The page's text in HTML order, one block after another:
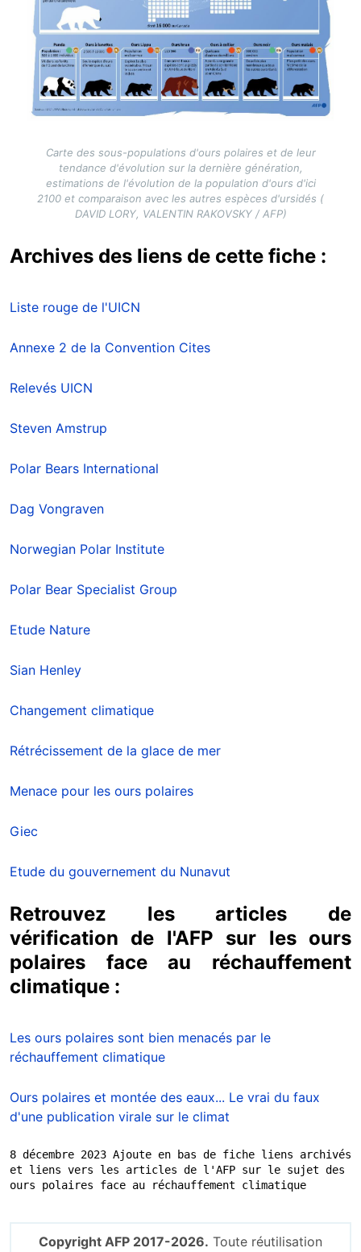
Carte des sous-populations d'ours polaires et de leur
tendance d'évolution sur la dernière génération,
estimations de l'évolution de la population d'ours d'ici
2100 et comparaison avec les autres espèces d'ursidés (
DAVID LORY, VALENTIN RAKOVSKY / AFP)
Archives des liens de cette fiche :
Liste rouge de l'UICN
Annexe 2 de la Convention Cites
Relevés UICN
Steven Amstrup
Polar Bears International
Dag Vongraven
Norwegian Polar Institute
Polar Bear Specialist Group
Etude Nature
Sian Henley
Changement climatique
Rétrécissement de la glace de mer
Menace pour les ours polaires
Giec
Etude du gouvernement du Nunavut
Retrouvez les articles de
vérification de l'AFP sur les ours
polaires face au réchauffement
climatique :
Les ours polaires sont bien menacés par le
réchauffement climatique
Ours polaires et montée des eaux... Le vrai du faux
d'une publication virale sur le climat
8 décembre 2023 Ajoute en bas de fiche liens archivés
et liens vers les articles de l'AFP sur le sujet des
ours polaires face au réchauffement climatique
Copyright AFP 2017-2026. Toute réutilisation